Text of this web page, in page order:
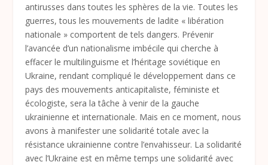
antirusses dans toutes les sphères de la vie. Toutes les
guerres, tous les mouvements de ladite « libération
nationale » comportent de tels dangers. Prévenir
l’avancée d’un nationalisme imbécile qui cherche à
effacer le multilinguisme et l’héritage soviétique en
Ukraine, rendant compliqué le développement dans ce
pays des mouvements anticapitaliste, féministe et
écologiste, sera la tâche à venir de la gauche
ukrainienne et internationale. Mais en ce moment, nous
avons à manifester une solidarité totale avec la
résistance ukrainienne contre l’envahisseur. La solidarité
avec l’Ukraine est en même temps une solidarité avec